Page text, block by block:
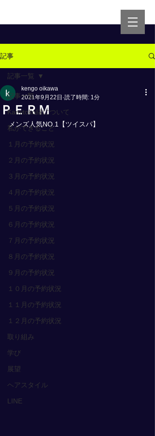
記事
記事一覧
Kamitoko縁について
私ができること
１月の予約状況
２月の予約状況
３月の予約状況
４月の予約状況
５月の予約状況
６月の予約状況
７月の予約状況
８月の予約状況
９月の予約状況
１０月の予約状況
１１月の予約状況
１２月の予約状況
取り組み
学び
展望
ヘアスタイル
LINE
記事一覧
ＰＥＲＭ
kengo oikawa
2021年9月22日 読了時間: 1分
メンズ人気NO.1【ツイスパ】